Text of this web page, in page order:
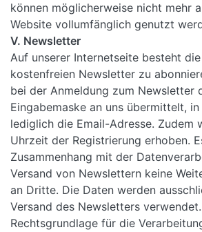
können möglicherweise nicht mehr
Website vollumfänglich genutzt
V. Newsletter
Auf unserer Internetseite besteht
kostenfreien Newsletter zu
bei der Anmeldung zum Newsletter
Eingabemaske an uns übermittelt, in
lediglich die Email-Adresse. Zudem
Uhrzeit der Registrierung erhoben.
Zusammenhang mit der
Versand von Newslettern keine
an Dritte. Die Daten werden
Versand des Newsletters verwendet.
Rechtsgrundlage für die